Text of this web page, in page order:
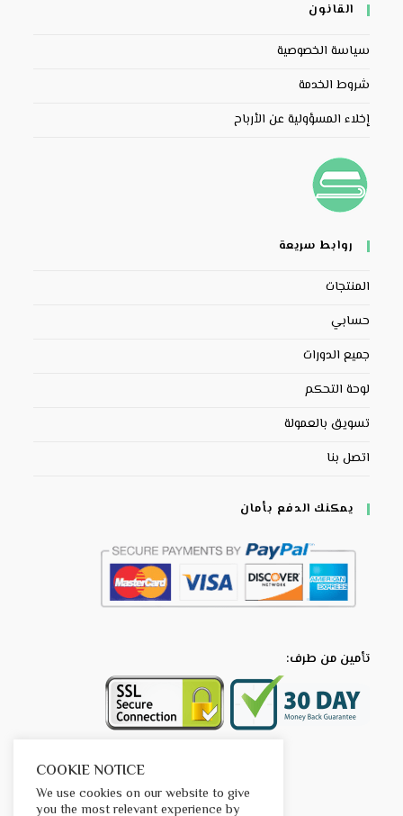
القانون
سياسة الخصوصية
شروط الخدمة
إخلاء المسؤولية عن الأرباح
روابط سريعة
المنتجات
حسابي
جميع الدورات
لوحة التحكم
تسويق بالعمولة
اتصل بنا
يمكنك الدفع بأمان
تأمين من طرف:
COOKIE NOTICE
We use cookies on our website to give
you the most relevant experience by